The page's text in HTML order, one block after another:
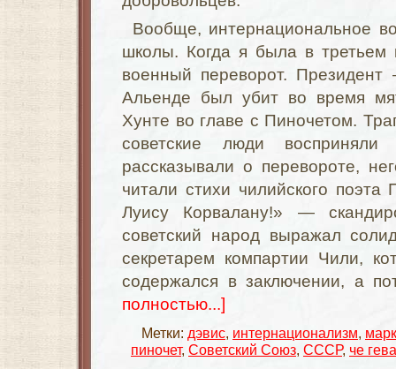
Вообще, интернациональное
школы. Когда я была в третьем
военный переворот.
Альенде был убит во время
Хунте во главе с Пиночетом.
советские люди
рассказывали о перевороте,
читали стихи чилийского
Луису Корвалану!» —
советский народ выражал
секретарем компартии Чили,
содержался в заключении, а
полностью...]
Метки: дэвис, интернационализм,
пиночет, Советский Союз, СССР, че